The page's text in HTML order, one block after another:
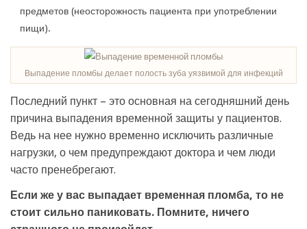
предметов (неосторожность пациента при употреблении
пищи).
Выпадение пломбы делает полость зуба уязвимой для инфекций
Последний пункт – это основная на сегодняшний день
причина выпадения временной защиты у пациентов.
Ведь на нее нужно временно исключить различные
нагрузки, о чем предупреждают доктора и чем люди
часто пренебрегают.
Если же у вас выпадает временная пломба, то не
стоит сильно паниковать. Помните, ничего